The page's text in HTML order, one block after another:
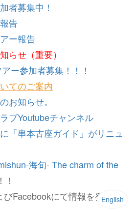
者募集中！
告
ー報告
らせ（重要）
ー参加者募集！！！
てのご案内
お知らせ。
ブYoutubeチャンネル
「串本古座ガイド」がリニュ
海旬- The charm of the
！
びFacebookにて情報を発信English